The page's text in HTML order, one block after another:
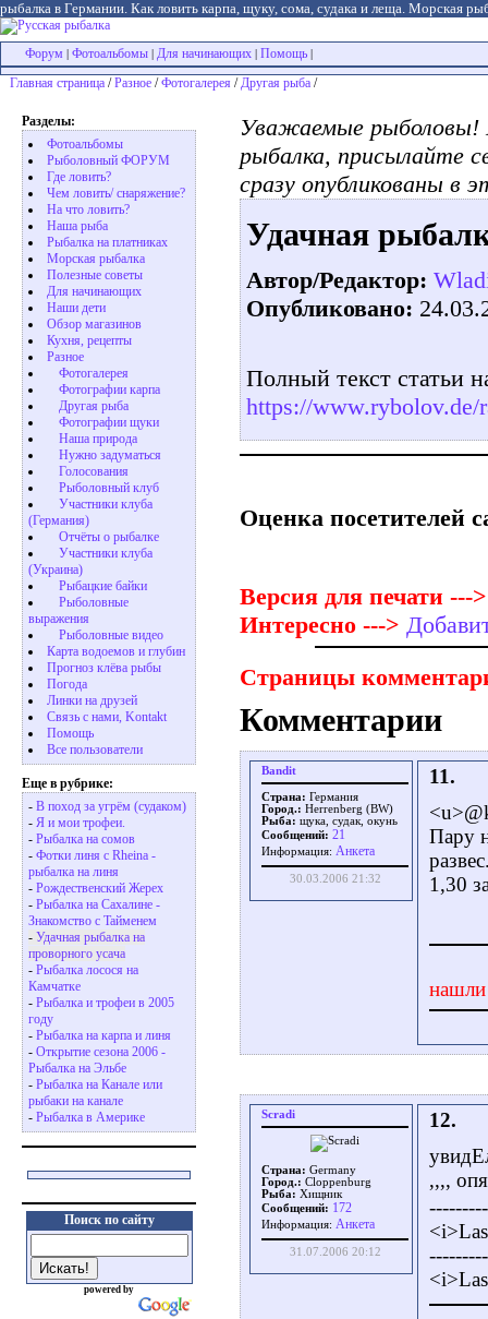
рыбалка в Германии. Как ловить карпа, щуку, сома, судака и леща. Морская
Форум Фотоальбомы Для начинающих Помощь
Главная страница /Разное /Фотогалерея /Другая рыба /
Разделы:
Фотоальбомы
Рыболовный ФОРУМ
Где ловить?
Чем ловить/ снаряжение?
На что ловить?
Наша рыба
Рыбалка на платниках
Морская рыбалка
Полезные советы
Для начинающих
Наши дети
Обзор магазинов
Кухня, рецепты
Разное
Фотогалерея
Фотографии карпа
Другая рыба
Фотографии щуки
Наша природа
Нужно задуматься
Голосования
Рыболовный клуб
Участники клуба
(Германия)
Отчёты о рыбалке
Участники клуба
(Украина)
Рыбацкие байки
Рыболовные
выражения
Рыболовные видео
Карта водоемов и глубин
Прогноз клёва рыбы
Погода
Линки на друзей
Связь с нами, Kontakt
Помощь
Все пользователи
Еще в рубрике:
- В поход за угрём (судаком)
- Я и мои трофеи.
- Рыбалка на сомов
- Фотки линя с Rheina -
рыбалка на линя
- Рождественский Жерех
- Рыбалка на Сахалине -
Знакомство с Taйменем
- Удачная рыбалка на
проворного усача
- Рыбалка лосося на
Камчатке
- Рыбалка и трофеи в 2005
году
- Рыбалка на карпа и линя
- Открытие сезона 2006 -
Рыбалка на Эльбе
- Рыбалка на Канале или
рыбаки на канале
- Рыбалка в Америке
Поиск по сайту
powered by
Уважаемые рыболовы!
рыбалка, присылайте
сразу опубликованы в
Удачная
Автор/Редактор:
Опубликовано:
Полный текст статьи
https://www.rybolov.de/
Оценка посетителей
Версия для печати --->
Интересно --->
Страницы
Комментарии
Bandit
Страна: Германия
Город.: Herrenberg (BW)
Рыба: щука, судак, окунь
Сообщений: 21
Информация: Aнкета
30.03.2006 21:32
11.
Пару
1,30
нашли
Scradi
Страна: Germany
Город.: Cloppenburg
Рыба: Хищник
Сообщений: 172
Информация: Aнкета
31.07.2006 20:12
12.
,,,,